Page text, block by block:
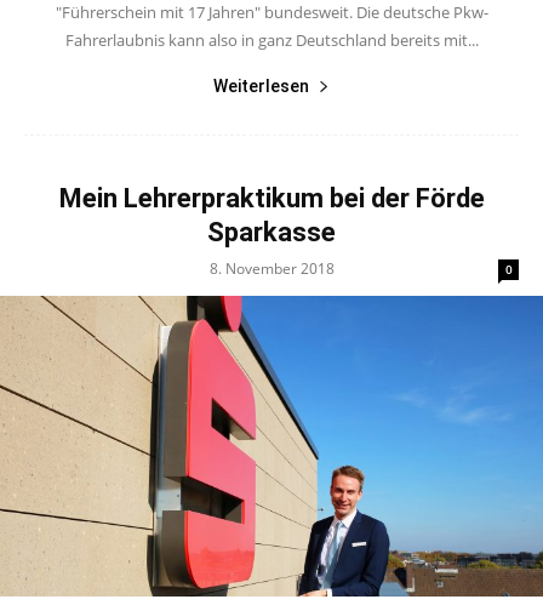
"Führerschein mit 17 Jahren" bundesweit. Die deutsche Pkw-
Fahrerlaubnis kann also in ganz Deutschland bereits mit...
Weiterlesen
Mein Lehrerpraktikum bei der Förde
Sparkasse
8. November 2018 0